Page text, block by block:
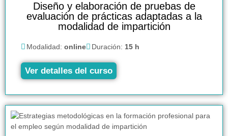
Diseño y elaboración de pruebas de
evaluación de prácticas adaptadas a la
modalidad de impartición
Modalidad: online Duración: 15 h
Ver detalles del curso